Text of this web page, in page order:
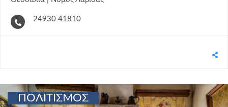
24930 41810
ΠΟΛΙΤΙΣΜΟΣ